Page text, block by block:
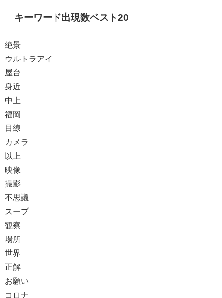
キーワード出現数ベスト20
絶景
ウルトラアイ
屋台
身近
中上
福岡
目線
カメラ
以上
映像
撮影
不思議
スープ
観察
場所
世界
正解
お願い
コロナ